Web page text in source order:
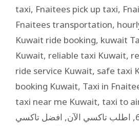
taxi, Fnaitees pick up taxi,
Fnaitees transportation,
Kuwait ride booking, kuwait
Kuwait, reliable taxi Kuwait,
ride service Kuwait, safe taxi
booking Kuwait, Taxi in
taxi near me Kuwait, taxi to
, اطلب تاكسي الآن, افضل تاكسي